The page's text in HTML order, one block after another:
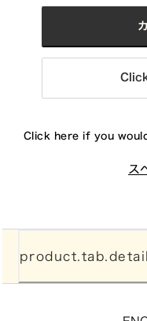
Click here if you
ス